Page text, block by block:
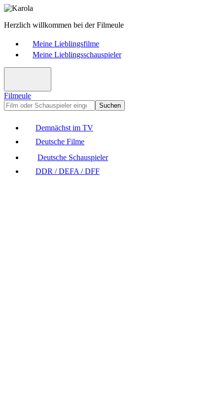
Herzlich willkommen bei der Filmeule
Meine Lieblingsfilme
Meine Lieblingsschauspieler
Filmeule
Suchen
Demnächst im TV
Deutsche Filme
Deutsche Schauspieler
DDR / DEFA / DFF